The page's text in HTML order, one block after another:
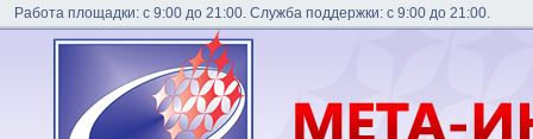
Работа площадки: с 9:00 до 21:00. Служба поддержки: с 9:00 до 21:00.